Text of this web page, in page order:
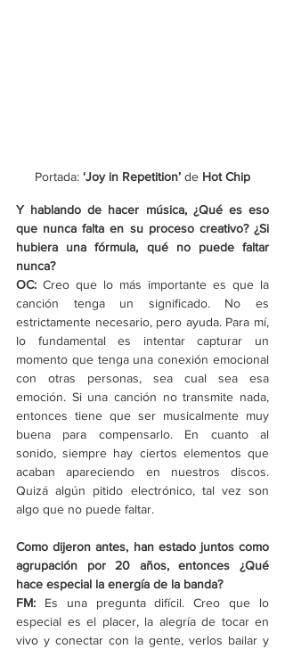
Portada: ‘Joy in Repetition’ de Hot Chip
Y hablando de hacer música, ¿Qué es eso
que nunca falta en su proceso creativo? ¿Si
hubiera una fórmula, qué no puede faltar
nunca?
OC: Creo que lo más importante es que la
canción tenga un significado. No es
estrictamente necesario, pero ayuda. Para mí,
lo fundamental es intentar capturar un
momento que tenga una conexión emocional
con otras personas, sea cual sea esa
emoción. Si una canción no transmite nada,
entonces tiene que ser musicalmente muy
buena para compensarlo. En cuanto al
sonido, siempre hay ciertos elementos que
acaban apareciendo en nuestros discos.
Quizá algún pitido electrónico, tal vez son
algo que no puede faltar.
Como dijeron antes, han estado juntos como
agrupación por 20 años, entonces ¿Qué
hace especial la energía de la banda?
FM: Es una pregunta difícil. Creo que lo
especial es el placer, la alegría de tocar en
vivo y conectar con la gente, verlos bailar y